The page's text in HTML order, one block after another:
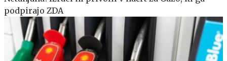
podpirajo ZDA